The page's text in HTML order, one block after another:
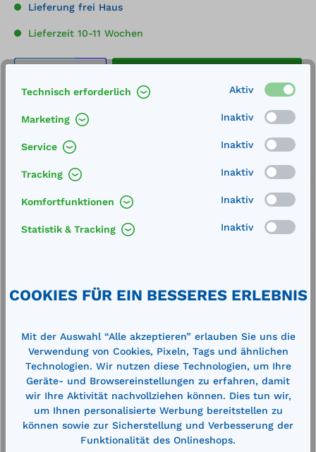
Lieferung frei Haus
Lieferzeit 10-11 Wochen
Produkt Anzahl: Gib den gewünschten
Artikel-Nummer:
Lieferung frei Haus
Oberfläche: verzinkt
Technische Daten
Technisch erforderlich Aktiv
Marketing Inaktiv
Service Inaktiv
Tracking Inaktiv
Komfortfunktionen Inaktiv
Statistik & Tracking Inaktiv
COOKIES FÜR EIN BESSERES ERLEBNIS
Mit der Auswahl “Alle akzeptieren” erlauben Sie uns die
Verwendung von Cookies, Pixeln, Tags und ähnlichen
Technologien. Wir nutzen diese Technologien, um Ihre
Geräte- und Browsereinstellungen zu erfahren, damit
wir Ihre Aktivität nachvollziehen können. Dies tun wir,
um Ihnen personalisierte Werbung bereitstellen zu
können sowie zur Sicherstellung und Verbesserung der
Funktionalität des Onlineshops.